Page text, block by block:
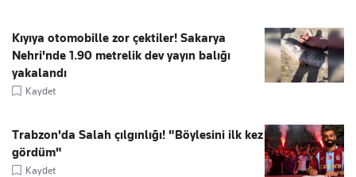
Kıyıya otomobille zor çektiler! Sakarya
Nehri'nde 1.90 metrelik dev yayın balığı
yakalandı
Kaydet
Trabzon'da Salah çılgınlığı! "Böylesini ilk kez
gördüm"
Kaydet